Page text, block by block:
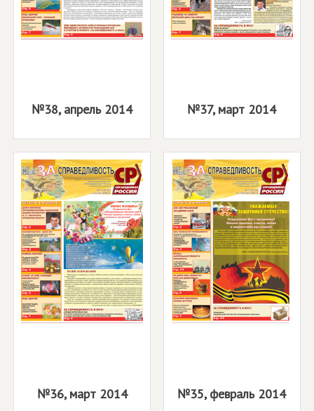
№38, апрель 2014 №37, март 2014
№36, март 2014 №35, февраль 2014